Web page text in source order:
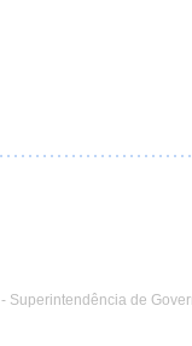
Superintendência de